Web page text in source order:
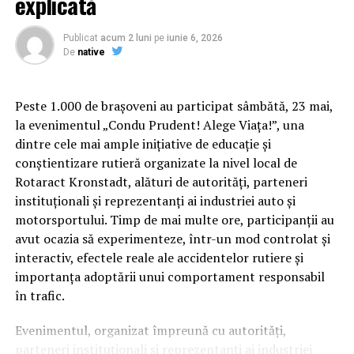
Cum știu dacă am obezitate? Rolul IMC și al
evaluării medicale
Deși Indicele de Masă Corporală (IMC) este utilizat
frecvent pentru clasificarea
Medicul poate lua în considerare raportul talie–
Publicat acum 2 luni pe iunie 6, 2026
De native
Peste 1.000 de brașoveni au participat sâmbătă, 23 mai,
la evenimentul „Condu Prudent! Alege Viața!”, una
dintre cele mai ample inițiative de educație și
conștientizare rutieră organizate la nivel local de
Rotaract Kronstadt, alături de autorități, parteneri
instituționali și reprezentanți ai industriei auto și
motorsportului. Timp de mai multe ore, participanții au
avut ocazia să experimenteze, într-un mod controlat și
interactiv, efectele reale ale accidentelor rutiere și
importanța adoptării unui comportament responsabil
în trafic.
Evenimentul, organizat împreună cu autorități,
parteneri instituționali și reprezentanți ai industriei